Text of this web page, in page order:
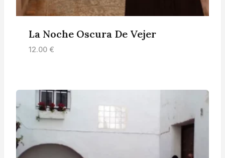
La Noche Oscura De Vejer
12.00 €